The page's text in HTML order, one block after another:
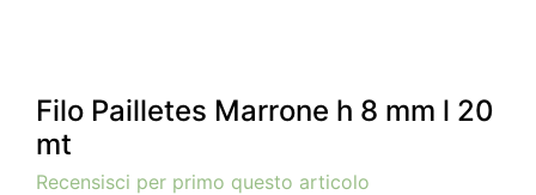
Filo Pailletes Marrone h 8 mm l 20
mt
Recensisci per primo questo articolo